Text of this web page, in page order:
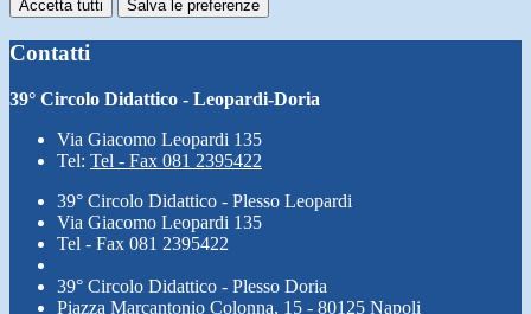
Accetta tutti Salva le preferenze
Contatti
39° Circolo Didattico - Leopardi-Doria
Via Giacomo Leopardi 135
Tel: Tel - Fax 081 2395422
39° Circolo Didattico - Plesso Leopardi
Via Giacomo Leopardi 135
Tel - Fax 081 2395422
39° Circolo Didattico - Plesso Doria
Piazza Marcantonio Colonna, 15 - 80125 Napoli